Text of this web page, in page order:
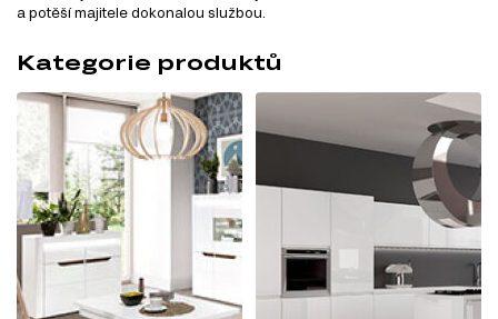
a potěší majitele dokonalou službou.
Kategorie produktů